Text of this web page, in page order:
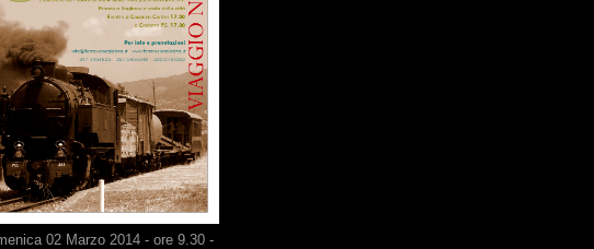
02 Marzo 2014 - ore 9.30 -